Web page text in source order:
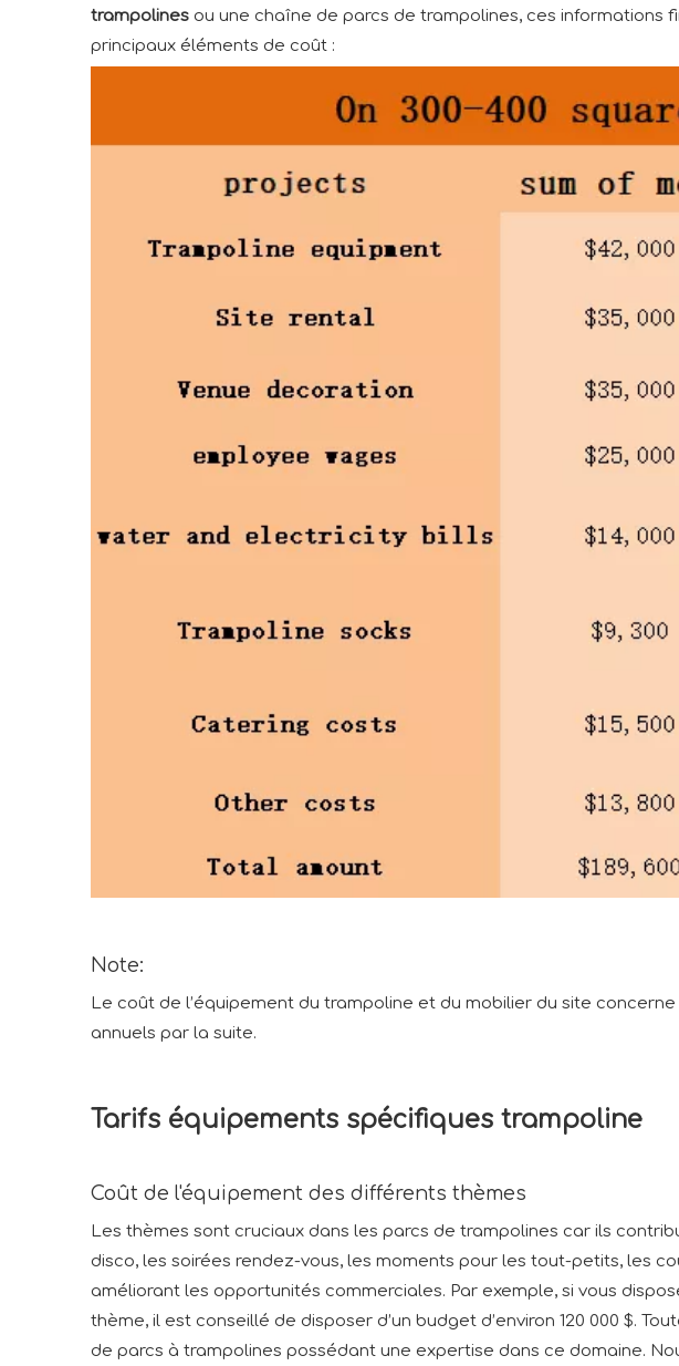
trampolines ou une chaîne de parcs de trampolines, ces informations
principaux éléments de coût :
Note:
Le coût de l’équipement du trampoline et du mobilier du site
annuels par la suite.
Tarifs équipements spécifiques trampoline
Coût de l'équipement des différents thèmes
Les thèmes sont cruciaux dans les parcs de trampolines car ils
disco, les soirées rendez-vous, les moments pour les tout-petits, les
améliorant les opportunités commerciales. Par exemple, si vous
thème, il est conseillé de disposer d’un budget d’environ 120 000 $.
de parcs à trampolines possédant une expertise dans ce domaine.